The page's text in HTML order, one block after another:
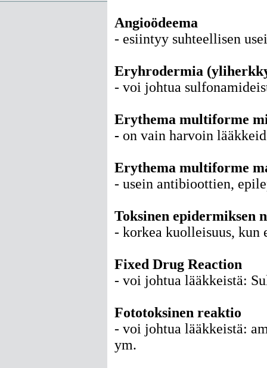
Angioödeema
- esiintyy suhteellisen
Eryhrodermia
- voi johtua
Erythema multiforme
- on vain harvoin
Erythema multiforme
- usein antibioottien,
Toksinen epidermiksen
- korkea kuolleisuus,
Fixed Drug Reaction
- voi johtua lääkkeistä:
Fototoksinen reaktio
- voi johtua lääkkeistä:
ym.